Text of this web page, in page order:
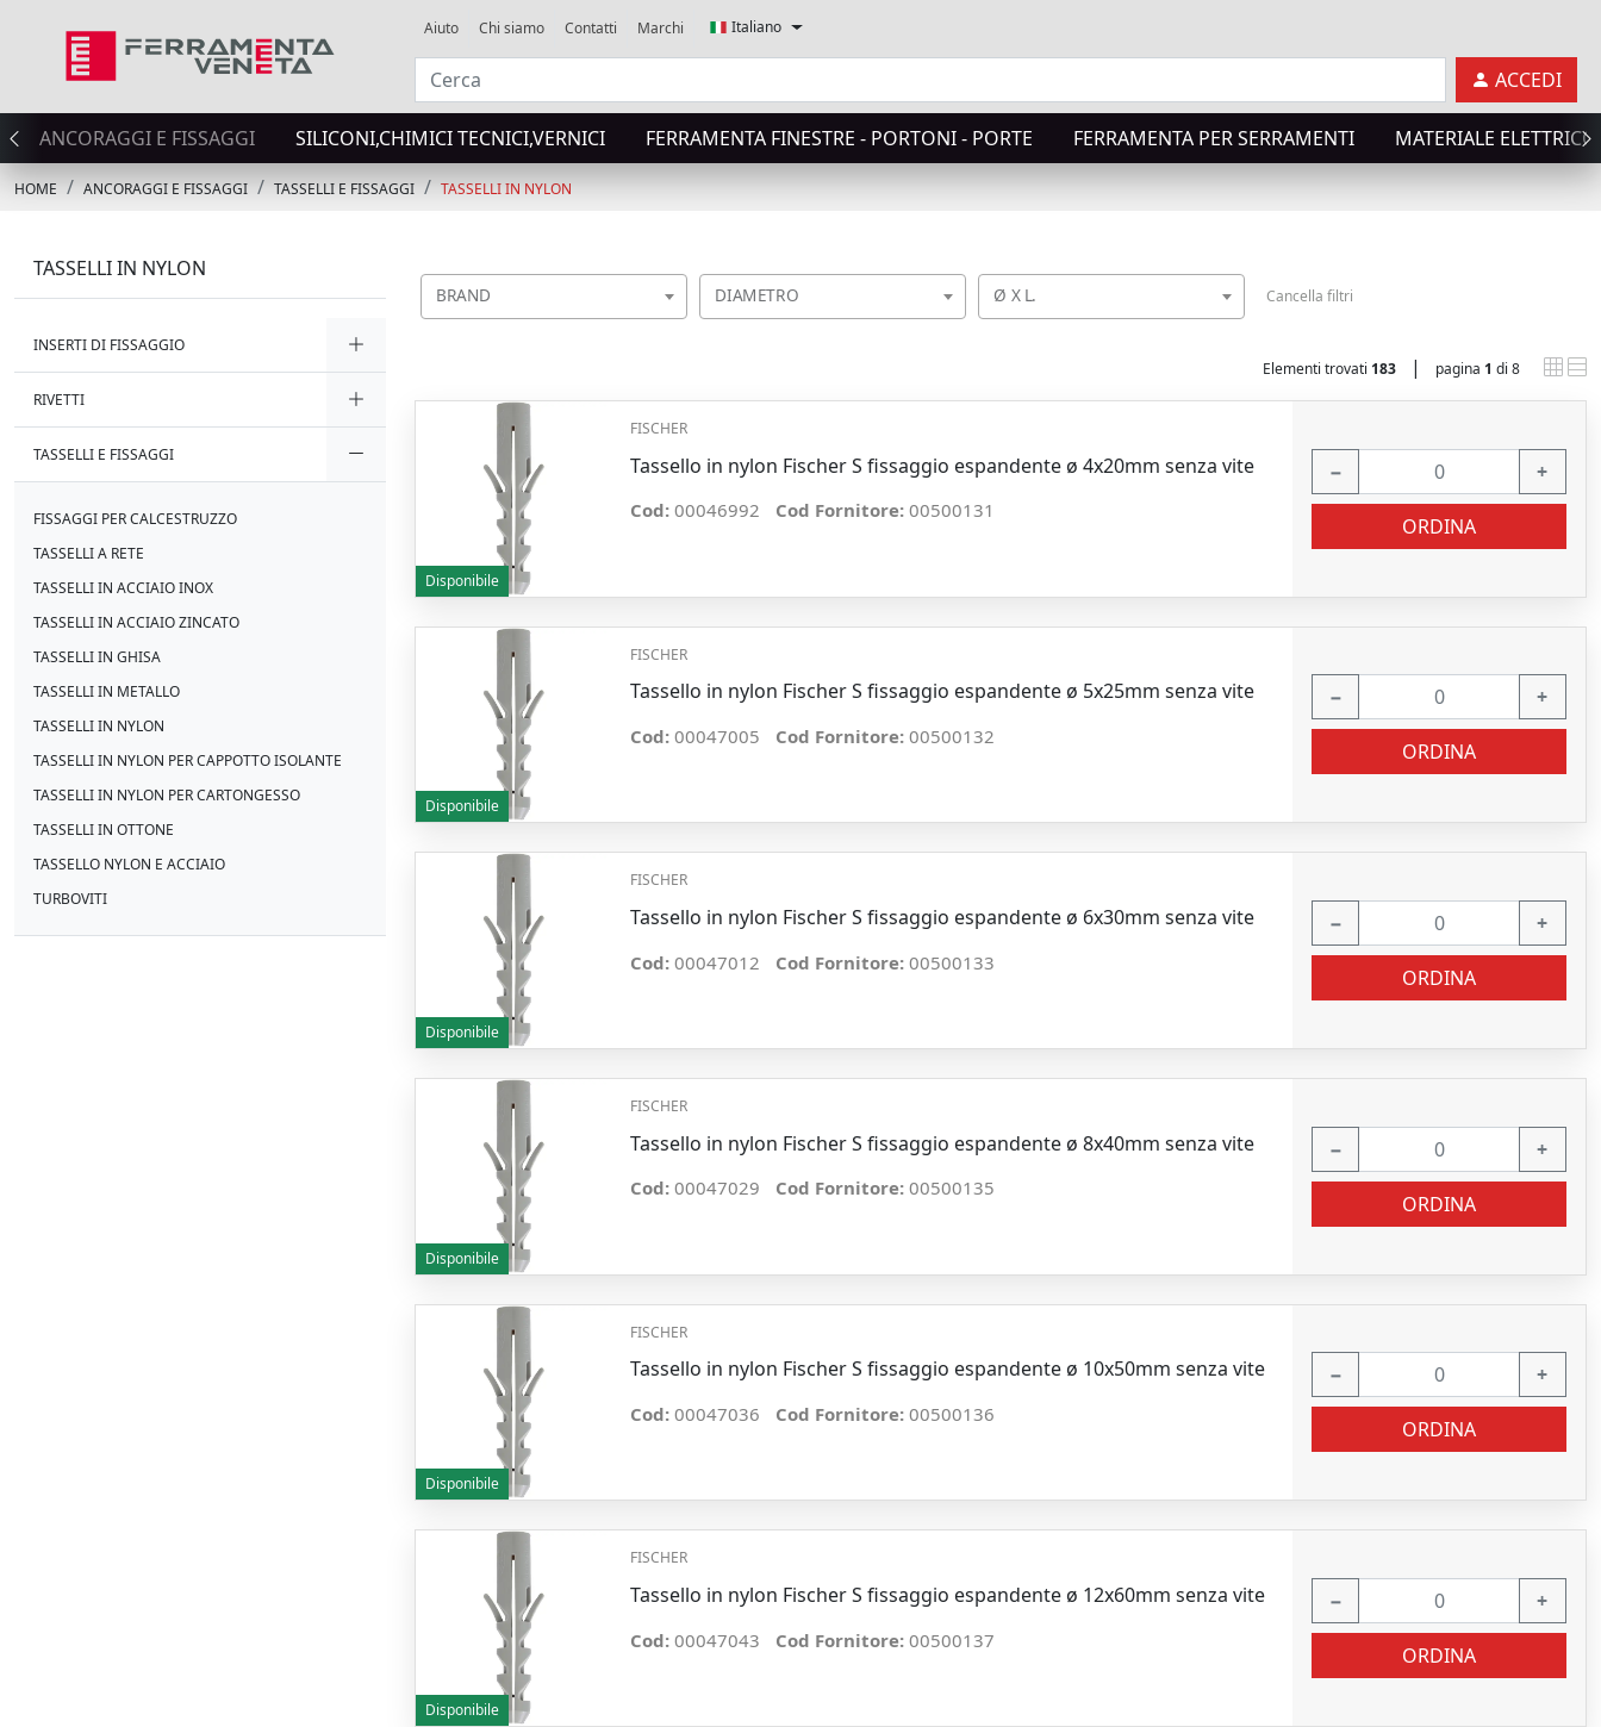
Aiuto Chi siamo Contatti Marchi Italiano
ACCEDI
ANCORAGGI E FISSAGGI SILICONI,CHIMICI TECNICI,VERNICI FERRAMENTA FINESTRE - PORTONI - PORTE FERRAMENTA PER SERRAMENTI MATERIALE
HOME ANCORAGGI E FISSAGGI TASSELLI E FISSAGGI TASSELLI IN NYLON
TASSELLI IN NYLON
INSERTI DI FISSAGGIO
RIVETTI
TASSELLI E FISSAGGI
FISSAGGI PER CALCESTRUZZO
TASSELLI A RETE
TASSELLI IN ACCIAIO INOX
TASSELLI IN ACCIAIO ZINCATO
TASSELLI IN GHISA
TASSELLI IN METALLO
TASSELLI IN NYLON
TASSELLI IN NYLON PER CAPPOTTO ISOLANTE
TASSELLI IN NYLON PER CARTONGESSO
TASSELLI IN OTTONE
TASSELLO NYLON E ACCIAIO
TURBOVITI
BRAND DIAMETRO Ø X L. Cancella filtri
Elementi trovati 183 | pagina 1 di 8
Disponibile
FISCHER
Tassello in nylon Fischer S fissaggio espandente ø 4x20mm senza vite
Cod: 00046992 Cod Fornitore: 00500131
− +
ORDINA
Disponibile
FISCHER
Tassello in nylon Fischer S fissaggio espandente ø 5x25mm senza vite
Cod: 00047005 Cod Fornitore: 00500132
− +
ORDINA
Disponibile
FISCHER
Tassello in nylon Fischer S fissaggio espandente ø 6x30mm senza vite
Cod: 00047012 Cod Fornitore: 00500133
− +
ORDINA
Disponibile
FISCHER
Tassello in nylon Fischer S fissaggio espandente ø 8x40mm senza vite
Cod: 00047029 Cod Fornitore: 00500135
− +
ORDINA
Disponibile
FISCHER
Tassello in nylon Fischer S fissaggio espandente ø 10x50mm senza vite
Cod: 00047036 Cod Fornitore: 00500136
− +
ORDINA
Disponibile
FISCHER
Tassello in nylon Fischer S fissaggio espandente ø 12x60mm senza vite
Cod: 00047043 Cod Fornitore: 00500137
− +
ORDINA